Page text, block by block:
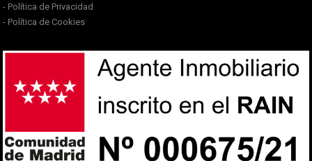
- Política de Privacidad
- Política de Cookies